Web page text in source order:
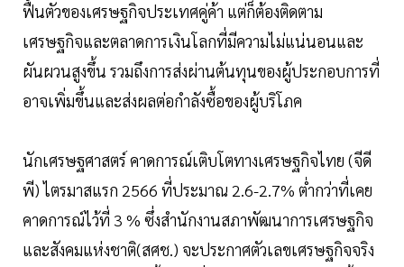
ฟื้นตัวของเศรษฐกิจประเทศคู่ค้า แต่ก็ต้องติดตาม
เศรษฐกิจและตลาดการเงินโลกที่มีความไม่แน่นอนและ
ผันผวนสูงขึ้น รวมถึงการส่งผ่านต้นทุนของผู้ประกอบการที่
อาจเพิ่มขึ้นและส่งผลต่อกำลังซื้อของผู้บริโภค
นักเศรษฐศาสตร์ คาดการณ์เติบโตทางเศรษฐกิจไทย (จีดี
พี) ไตรมาสแรก 2566 ที่ประมาณ 2.6-2.7% ตํ่ากว่าที่เคย
คาดการณ์ไว้ที่ 3 % ซึ่งสำนักงานสภาพัฒนาการเศรษฐกิจ
และสังคมแห่งชาติ(สศช.) จะประกาศตัวเลขเศรษฐกิจจริง